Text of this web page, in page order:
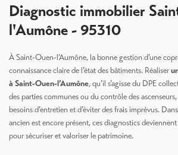
Diagnostic immobilier
l'Aumône - 95310
À Saint-Ouen-l’Aumône, la bonne gestion d’une
connaissance claire de l’état des bâtiments. Réaliser
à Saint-Ouen-l’Aumône, qu’il s’agisse du DPE
des parties communes ou du contrôle des
besoins d’entretien et d’éviter des frais imprévus.
ancien est encore présent, ces diagnostics
pour sécuriser et valoriser le patrimoine.